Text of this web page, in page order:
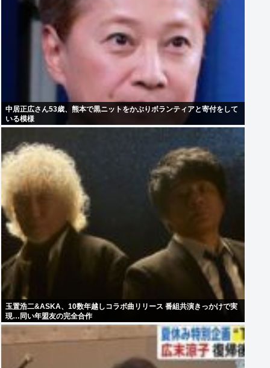
中居正広さん53歳、熊本で黒ニットをかぶりボランティアと寄付をして
いる模様
玉置浩二&ASKA、10数年越しコラボ曲リリース 番組共演きっかけで実
現…同い年盟友の完全合作